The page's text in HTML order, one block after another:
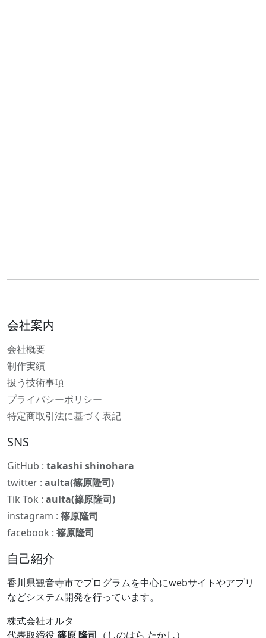
会社案内
会社概要
制作実績
扱う技術事項
プライバシーポリシー
特定商取引法に基づく表記
SNS
GitHub : takashi shinohara
twitter : aulta(篠原隆司)
Tik Tok : aulta(篠原隆司)
instagram : 篠原隆司
facebook : 篠原隆司
自己紹介
香川県観音寺市でプログラムを中心にwebサイトやアプリ
などシステム開発を行っています。
株式会社オルタ
代表取締役 篠原 隆司 （しのはら たかし）